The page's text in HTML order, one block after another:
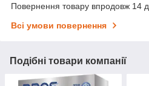
Повернення товару впродовж 14
Всі умови повернення
Подібні товари компанії